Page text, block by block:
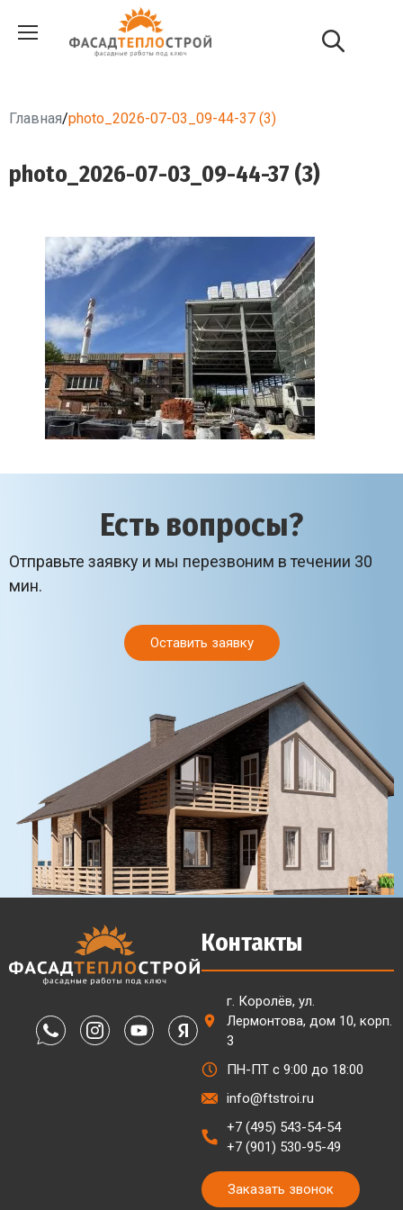
Главная/photo_2026-07-03_09-44-37 (3)
photo_2026-07-03_09-44-37 (3)
Есть вопросы?
Отправьте заявку и мы перезвоним в течении 30
мин.
Оставить заявку
Контакты
г. Королёв, ул.
Лермонтова, дом 10, корп.
3
ПН-ПТ с 9:00 до 18:00
info@ftstroi.ru
+7 (495) 543-54-54
+7 (901) 530-95-49
Заказать звонок